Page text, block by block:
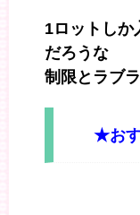
1ロットしか
だろうな
制限とラブ
★お